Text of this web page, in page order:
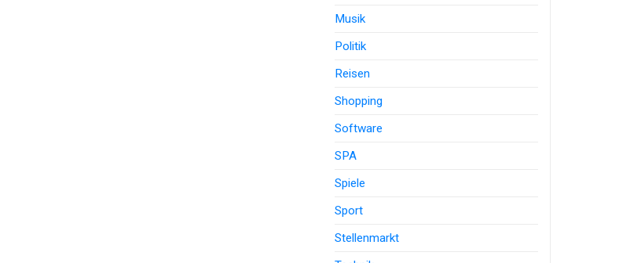
Musik
Politik
Reisen
Shopping
Software
SPA
Spiele
Sport
Stellenmarkt